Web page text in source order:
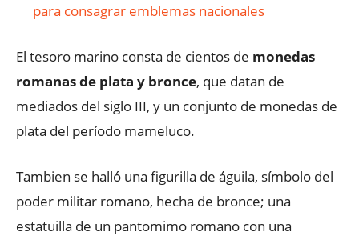
para consagrar emblemas nacionales
El tesoro marino consta de cientos de monedas
romanasde plata y bronce, que datan de
mediados del siglo III, y un conjunto de monedas de
plata del período mameluco.
Tambien se halló una figurilla de águila, símbolo del
poder militar romano, hecha de bronce; una
estatuilla de un pantomimo romano con una